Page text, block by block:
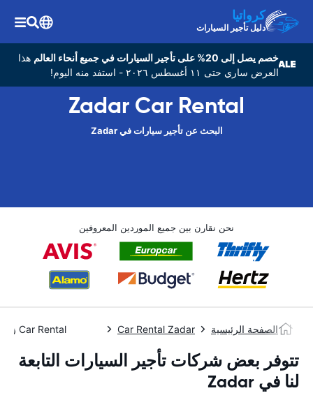
كرواتيا
دليل تأجير السيارات
خصم يصل إلى 20% على تأجير السيارات في جميع أنحاء العالم
هذا
العرض ساري حتى ١١ أغسطس ٢٠٢٦ - استفد منه اليوم!
Zadar Car Rental
البحث عن تأجير سيارات في Zadar
نحن نقارن بين جميع الموردين المعروفين
الصفحة الرئيسية Car Rental Zadar Car Rental زادار
تتوفر بعض شركات تأجير السيارات التابعة
لنا في Zadar